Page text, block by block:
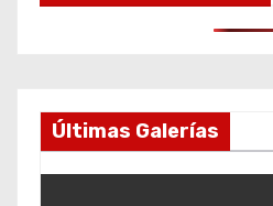
Últimas Galerías